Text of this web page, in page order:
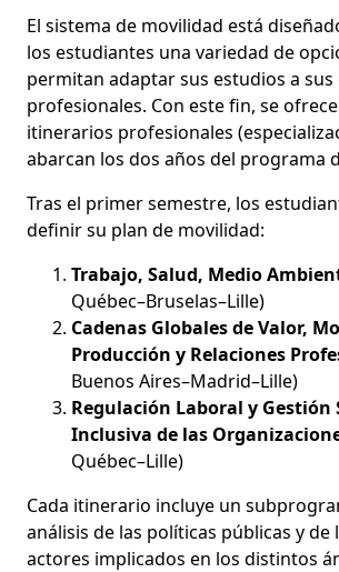
El sistema de movilidad está
los estudiantes una variedad de
permitan adaptar sus estudios a sus
profesionales. Con este fin, se
itinerarios profesionales
abarcan los dos años del programa
Tras el primer semestre, los
definir su plan de movilidad:
Trabajo, Salud, Medio
Québec–Bruselas–Lille)
Cadenas Globales de Valor,
Producción y Relaciones
Buenos Aires–Madrid–Lille)
Regulación Laboral y Gestión
Inclusiva de las
Québec–Lille)
Cada itinerario incluye un
análisis de las políticas públicas y de
actores implicados en los distintos